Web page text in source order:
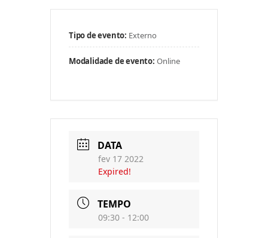
Tipo de evento: Externo
Modalidade de evento: Online
DATA
fev 17 2022
Expired!
TEMPO
09:30 - 12:00